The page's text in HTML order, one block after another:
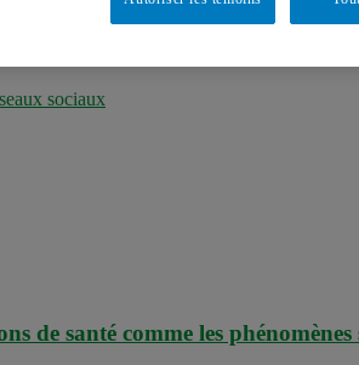
sociaux
de santé comme les